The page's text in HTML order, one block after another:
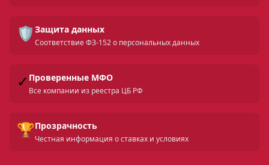
🛡️ Защита данных
Соответствие ФЗ-152 о персональных данных
✓ Проверенные МФО
Все компании из реестра ЦБ РФ
🏆Прозрачность
Честная информация о ставках и условиях